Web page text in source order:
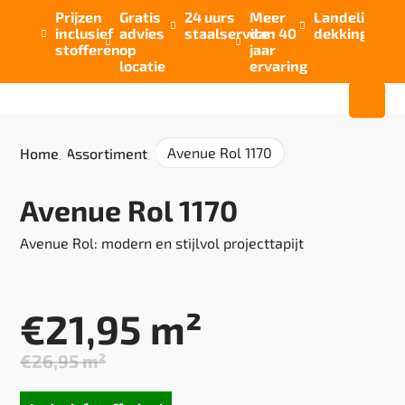

Prijzen
inclusief
stofferen

Gratis
advies
op
locatie

24 uurs
staalservice

Meer
dan 40
jaar
ervaring

Landelijke
dekking
Home Assortiment Avenue Rol 1170
Avenue Rol 1170
Avenue Rol: modern en stijlvol projecttapijt
€26,95m²
Oorspronkelijke
€21,95 m²
Huidige